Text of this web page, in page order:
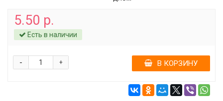
5.50 р.
Есть в наличии
+
- В КОРЗИНУ